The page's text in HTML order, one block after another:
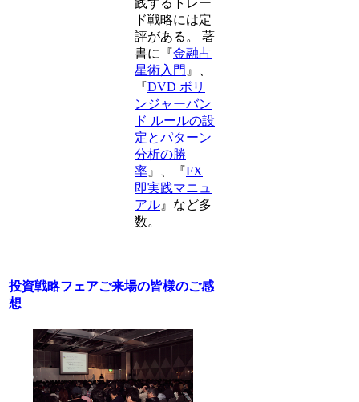
践するトレー
ド戦略には定
評がある。 著
書に『金融占
星術入門 』、
『DVD ボリ
ンジャーバン
ド ルールの設
定とパターン
分析の勝
率 』、『FX
即実践マニュ
アル 』など多
数。
投資戦略フェアご来場の皆様のご感
想